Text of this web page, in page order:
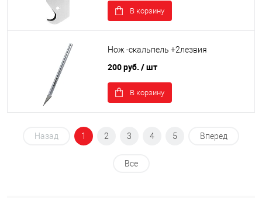
В корзину
Нож -скальпель +2лезвия
200 руб. / шт
В корзину
Назад 1 2 3 4 5 Вперед
Все